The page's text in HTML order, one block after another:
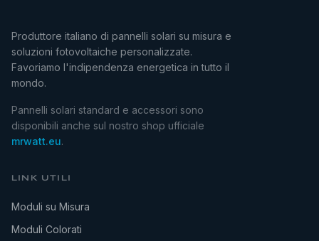
Produttore italiano di pannelli solari su misura e
soluzioni fotovoltaiche personalizzate.
Favoriamo l'indipendenza energetica in tutto il
mondo.
Pannelli solari standard e accessori sono
disponibili anche sul nostro shop ufficiale
mrwatt.eu.
LINK UTILI
Moduli su Misura
Moduli Colorati